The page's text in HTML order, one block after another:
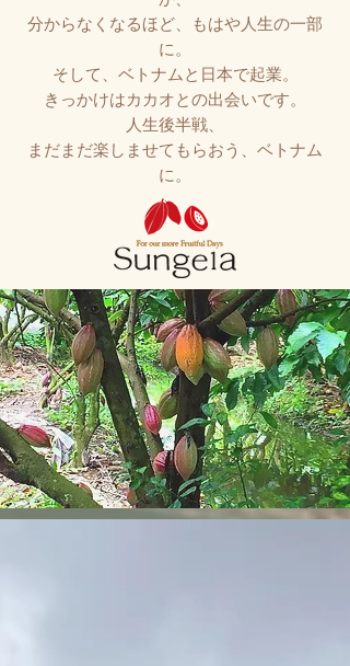
分からなくなるほど、
もはや人生の一部
に。
そして、ベトナムと日本で起業。
きっかけはカカオとの出会いです。
​人生後半戦、
まだまだ楽しませてもらおう、ベトナム
に。